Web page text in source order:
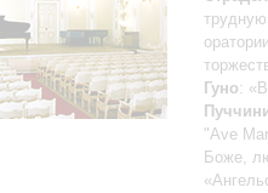
Гуно:
"Ave
Боже,